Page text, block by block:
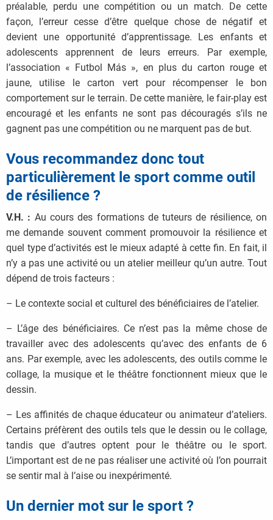
préalable, perdu une compétition ou un match. De cette
façon, l’erreur cesse d’être quelque chose de négatif et
devient une opportunité d’apprentissage. Les enfants et
adolescents apprennent de leurs erreurs. Par exemple,
l’association « Futbol Más », en plus du carton rouge et
jaune, utilise le carton vert pour récompenser le bon
comportement sur le terrain. De cette manière, le fair-play est
encouragé et les enfants ne sont pas découragés s’ils ne
gagnent pas une compétition ou ne marquent pas de but.
Vous recommandez donc tout
particulièrement le sport comme outil
de résilience ?
V.H. : Au cours des formations de tuteurs de résilience, on
me demande souvent comment promouvoir la résilience et
quel type d’activités est le mieux adapté à cette fin. En fait, il
n’y a pas une activité ou un atelier meilleur qu’un autre. Tout
dépend de trois facteurs :
– Le contexte social et culturel des bénéficiaires de l’atelier.
– L’âge des bénéficiaires. Ce n’est pas la même chose de
travailler avec des adolescents qu’avec des enfants de 6
ans. Par exemple, avec les adolescents, des outils comme le
collage, la musique et le théâtre fonctionnent mieux que le
dessin.
– Les affinités de chaque éducateur ou animateur d’ateliers.
Certains préfèrent des outils tels que le dessin ou le collage,
tandis que d’autres optent pour le théâtre ou le sport.
L’important est de ne pas réaliser une activité où l’on pourrait
se sentir mal à l’aise ou inexpérimenté.
Un dernier mot sur le sport ?